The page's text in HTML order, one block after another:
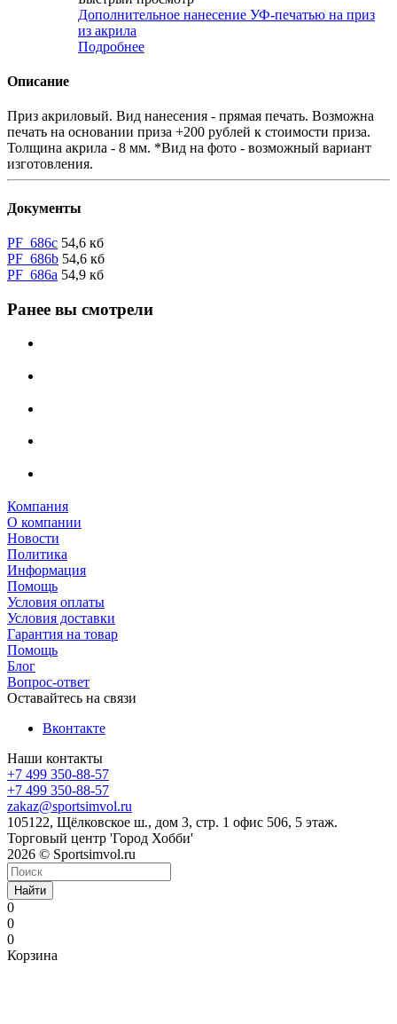
Дополнительное нанесение УФ-печатью на приз
из акрила
Подробнее
Описание
Приз акриловый. Вид нанесения - прямая печать. Возможна
печать на основании приза +200 рублей к стоимости приза.
Толщина акрила - 8 мм. *Вид на фото - возможный вариант
изготовления.
Документы
PF_686c 54,6 кб
PF_686b 54,6 кб
PF_686a 54,9 кб
Ранее вы смотрели
Компания
О компании
Новости
Политика
Информация
Помощь
Условия оплаты
Условия доставки
Гарантия на товар
Помощь
Блог
Вопрос-ответ
Оставайтесь на связи
Вконтакте
Наши контакты
+7 499 350-88-57
+7 499 350-88-57
zakaz@sportsimvol.ru
105122, Щёлковское ш., дом 3, стр. 1 офис 506, 5 этаж.
Торговый центр 'Город Хобби'
2026 © Sportsimvol.ru
Найти
0
0
0
Корзина